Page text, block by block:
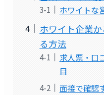
ホワイトな
ホワイト企業
る方法
求人票・口
目
面接で確認